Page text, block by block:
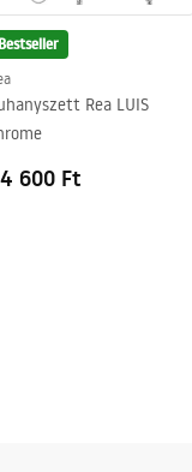
Bestseller
Rea LUIS
600 Ft